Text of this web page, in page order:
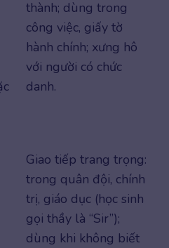
thành; dùng trong
công việc, giấy tờ
hành chính; xưng hô
với người có chức
danh.
Giao tiếp trang trọng:
trong quân đội, chính
trị, giáo dục (học sinh
gọi thầy là “Sir”);
dùng khi không biết